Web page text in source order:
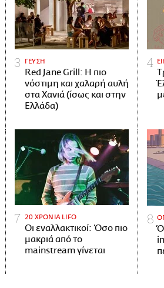
ΓΕΥΣΗ
Red Jane Grill: Η πιο
νόστιμη και χαλαρή αυλή
στα Χανιά (ίσως και στην
Ελλάδα)
20 ΧΡΟΝΙΑ LIFO
Οι εναλλακτικοί: Όσο πιο
μακριά από το
mainstream γίνεται